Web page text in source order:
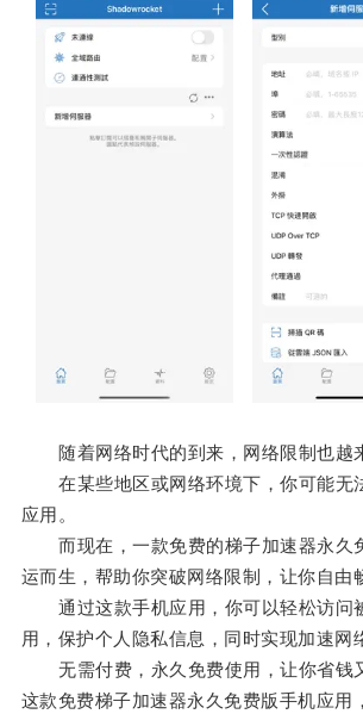
随着网络时代的到来，网络限制也越
在某些地区或网络环境下，你可能无
应用。
而现在，一款免费的梯子加速器永久
运而生，帮助你突破网络限制，让你自由
通过这款手机应用，你可以轻松访问
用，保护个人隐私信息，同时实现加速网
无需付费，永久免费使用，让你省钱
这款免费梯子加速器永久免费版手机应用